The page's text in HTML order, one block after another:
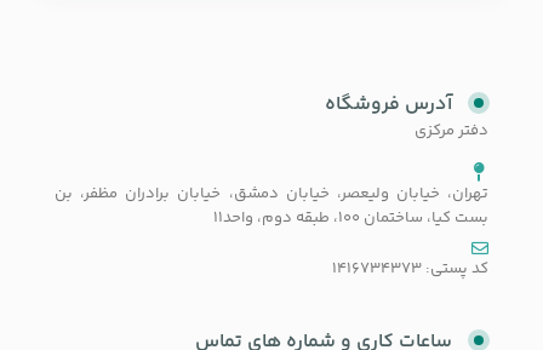
آدرس فروشگاه
دفتر مرکزی
تهران، خیابان ولیعصر، خیابان دمشق، خیابان برادران مظفر، بن
بست کیا، ساختمان 100، طبقه دوم، واحد11
کد پستی: 1416734373
ساعات کاری و شماره های تماس